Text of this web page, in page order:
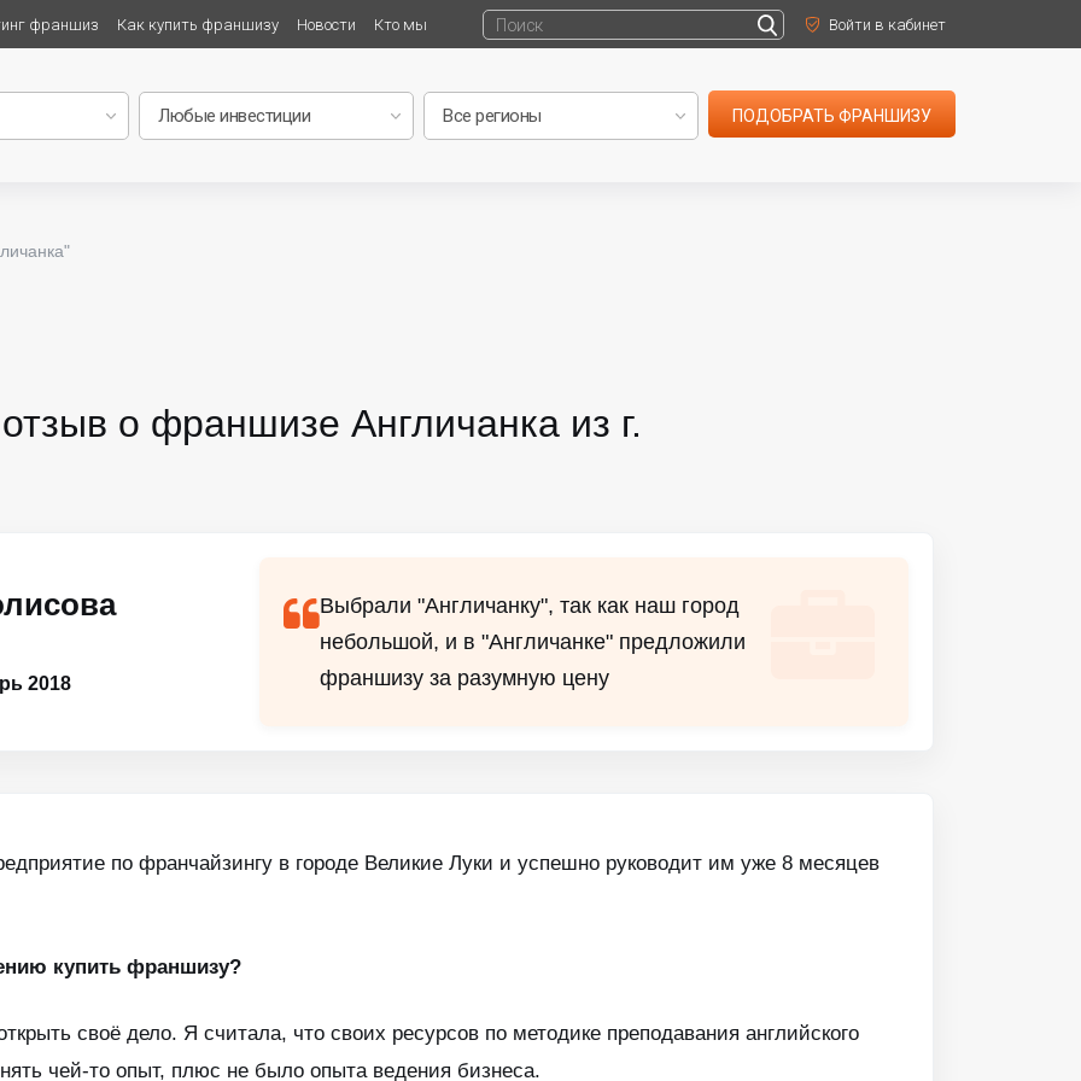
франшиз Как купить франшизу Новости Кто мы Войти в кабинет
ПОДОБРАТЬ ФРАНШИЗУ
о франшизе Англичанка из г.
2018
Выбрали "Англичанку", так как наш город
небольшой, и в "Англичанке" предложили
франшизу за разумную цену
по франчайзингу в городе Великие Луки и успешно руководит им уже 8 месяцев
купить франшизу?
своё дело. Я считала, что своих ресурсов по методике преподавания английского
чей-то опыт, плюс не было опыта ведения бизнеса.